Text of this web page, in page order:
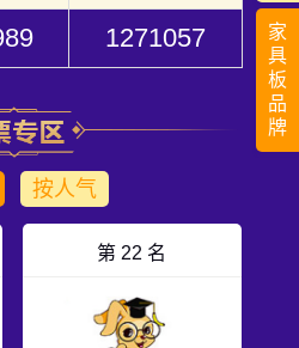
家
具
板
品
牌
1271057
按人气
第 22 名